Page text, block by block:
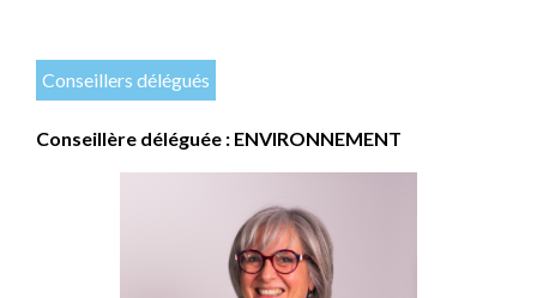
Conseillers délégués
Conseillère déléguée : ENVIRONNEMENT